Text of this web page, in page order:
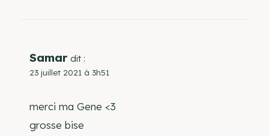
Samar dit :
23 juillet 2021 à 3h51
merci ma Gene <3
grosse bise